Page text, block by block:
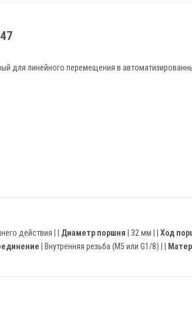
для линейного перемещения в
действия | | Диаметр поршня | 32 мм | | Ход
| Внутренняя резьба (M5 или G1/8) | |